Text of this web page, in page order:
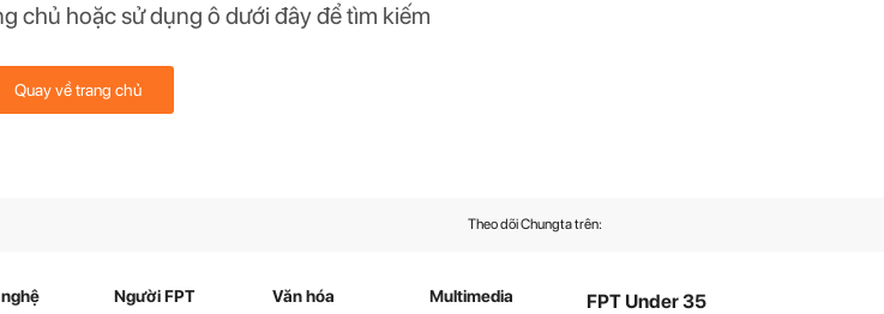
chủ hoặc sử dụng ô dưới đây để tìm kiếm
Quay về trang chủ
Theo dõi Chungta trên:
Người FPT Văn hóa Multimedia FPT Under 35